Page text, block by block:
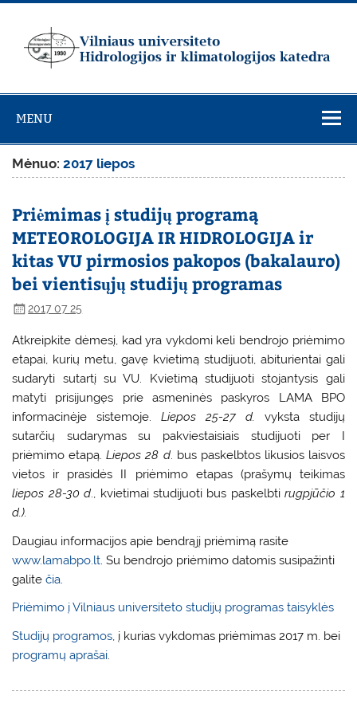
Skip
universiteto
Hidrologijos ir
klimatologijos
katedra
MENU
Mėnuo:2017 liepos
Priėmimas į studijų programą
METEOROLOGIJA IR HIDROLOGIJA ir
kitas VU pirmosios pakopos (bakalauro)
bei vientisųjų studijų programas
2017 07 25
Atkreipkite dėmesį, kad yra vykdomi keli bendrojo priėmimo
etapai, kurių metu, gavę kvietimą studijuoti, abiturientai gali
sudaryti sutartį su VU. Kvietimą studijuoti stojantysis gali
matyti prisijungęs prie asmeninės paskyros LAMA BPO
informacinėje sistemoje.Liepos 25-27 d.
vyksta studijų
sutarčių sudarymas su pakviestaisiais studijuoti per I
priėmimo etapą.Liepos 28 d. bus paskelbtos likusios laisvos
vietos ir prasidės II priėmimo etapas (prašymų teikimas
liepos 28-30 d., kvietimai studijuoti bus paskelbtirugpjūčio 1
d.).
Daugiau informacijos apie bendrąjį priėmimą rasite
www.lamabpo.lt. Su bendrojo priėmimo datomis susipažinti
galitečia.
Priėmimo į Vilniaus universiteto studijų programas taisyklės
Studijų programos, į kurias vykdomas priėmimas 2017 m. bei
programų aprašai.